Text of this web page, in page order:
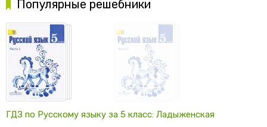
Популярные решебники
ГДЗ по Русскому языку за 5 класс: Ладыженская